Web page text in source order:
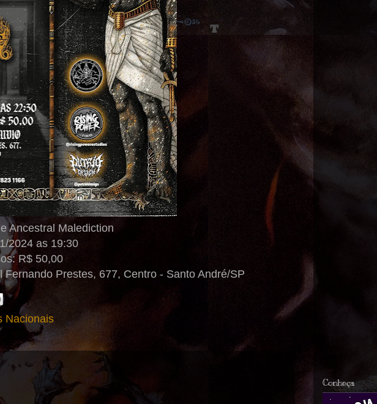
Ancestral Malediction
2024 as 19:30
R$ 50,00
Prestes, 677, Centro - Santo André/SP
Nacionais
Conheça